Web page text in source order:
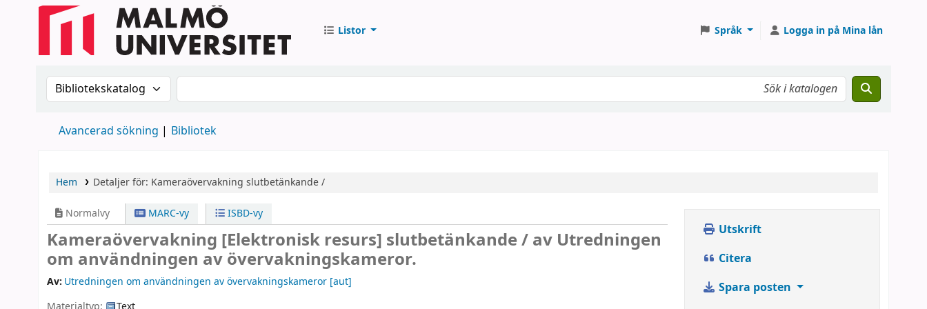
Listor Språk Logga in på Mina lån
Sök i katalogen efter:Sök i katalogen
Avancerad sökning Bibliotek
Hem Detaljer för: Kameraövervakning slutbetänkande /
Normalvy MARC-vy ISBD-vy
Kameraövervakning [Elektronisk resurs] slutbetänkande /av Utredningen
om användningen av övervakningskameror.
Av: Utredningen om användningen av övervakningskameror [aut]
Utskrift
Citera
Spara posten